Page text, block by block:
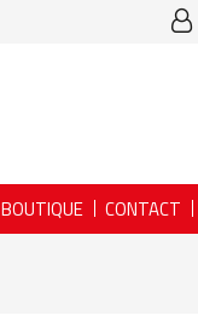
BOUTIQUE CONTACT